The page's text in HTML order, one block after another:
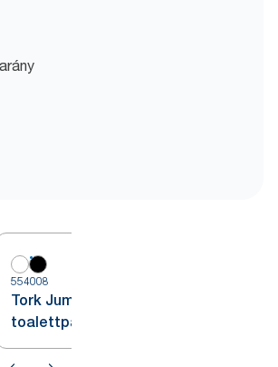
554008
Tork Jumbo tekercses
toalettpapír adagoló, fekete, T4